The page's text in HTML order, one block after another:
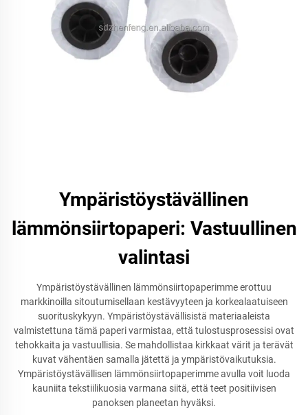
Ympäristöystävällinen
lämmönsiirtopaperi: Vastuullinen
valintasi
Ympäristöystävällinen lämmönsiirtopaperimme erottuu
markkinoilla sitoutumisellaan kestävyyteen ja korkealaatuiseen
suorituskykyyn. Ympäristöystävällisistä materiaaleista
valmistettuna tämä paperi varmistaa, että tulostusprosessisi ovat
tehokkaita ja vastuullisia. Se mahdollistaa kirkkaat värit ja terävät
kuvat vähentäen samalla jätettä ja ympäristövaikutuksia.
Ympäristöystävällisen lämmönsiirtopaperimme avulla voit luoda
kauniita tekstiilikuosia varmana siitä, että teet positiivisen
panoksen planeetan hyväksi.